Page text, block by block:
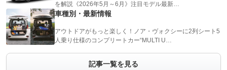
を解説《2026年5月～6月》注目モデル最新…
車種別・最新情報
アウトドアがもっと楽しく！ノア・ヴォクシーに2列シート5
人乗り仕様のコンプリートカー“MULTI U…
記事一覧を見る